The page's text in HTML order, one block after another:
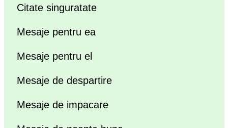
Citate singuratate
Mesaje pentru ea
Mesaje pentru el
Mesaje de despartire
Mesaje de impacare